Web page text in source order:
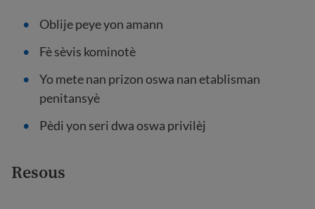
Oblije peye yon amann
Fè sèvis kominotè
Yo mete nan prizon oswa nan etablisman
penitansyè
Pèdi yon seri dwa oswa privilèj
Resous